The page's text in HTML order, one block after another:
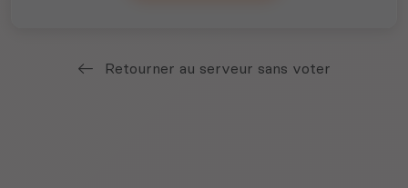
Retourner au serveur sans voter